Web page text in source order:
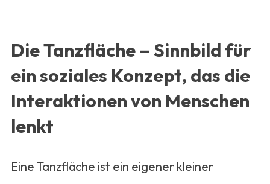
Die Tanzfläche – Sinnbild für
ein soziales Konzept, das die
Interaktionen von Menschen
lenkt
Eine Tanzfläche ist ein eigener kleiner